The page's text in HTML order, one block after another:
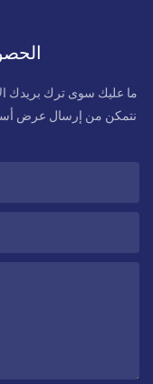
ما عليك سوى ترك بريدك
نتمكن من إرسال عرض